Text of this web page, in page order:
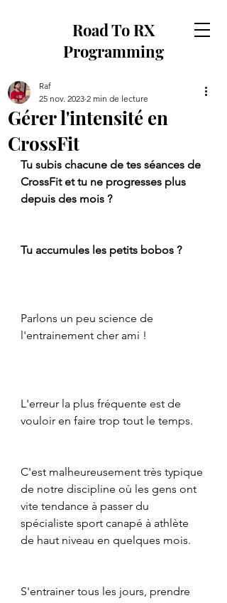
Road To RX
Programming
Gérer l'intensité en
CrossFit
Raf
25 nov. 2023 2 min de lecture
Tu subis chacune de tes séances de
CrossFit et tu ne progresses plus
depuis des mois ?
Tu accumules les petits bobos ?
Parlons un peu science de
l'entrainement cher ami !
L'erreur la plus fréquente est de
vouloir en faire trop tout le temps.
C'est malheureusement très typique
de notre discipline où les gens ont
vite tendance à passer du
spécialiste sport canapé à athlète
de haut niveau en quelques mois.
S'entrainer tous les jours, prendre